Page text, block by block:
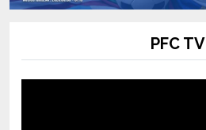
PFC TV